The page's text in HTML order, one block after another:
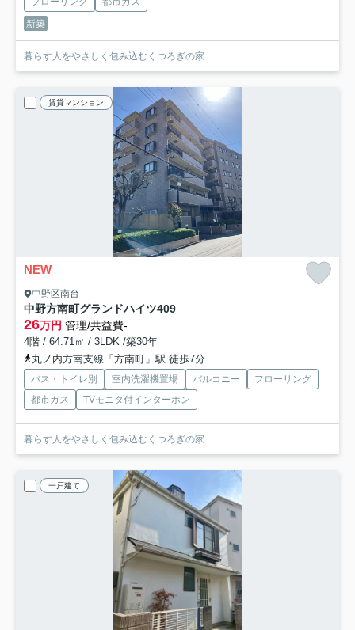
新築
暮らす人をやさしく包み込むくつろぎの家
賃貸マンション
NEW
中野区南台
中野方南町グランドハイツ409
26万円 管理/共益費-
4階 / 64.71㎡ / 3LDK /築30年
丸ノ内方南支線「方南町」駅 徒歩7分
バス・トイレ別 室内洗濯機置場 バルコニー
フローリング
都市ガス
TVモニタ付インターホン
暮らす人をやさしく包み込むくつろぎの家
一戸建て